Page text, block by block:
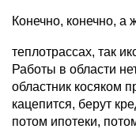
Конечно, конечно, а
теплотрассах, так
Работы в области
областник косяком
кацепится, берут
потом ипотеки,